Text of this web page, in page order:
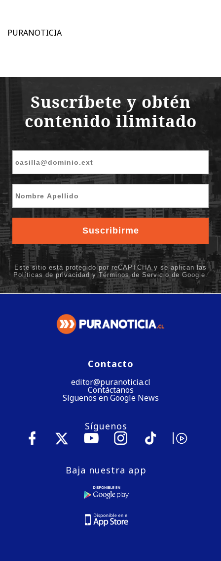
PURANOTICIA
Contacto
editor@puranoticia.cl
Contáctanos
Síguenos en Google News
Síguenos
Baja nuestra app